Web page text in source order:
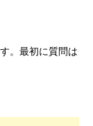
。最初に質問は